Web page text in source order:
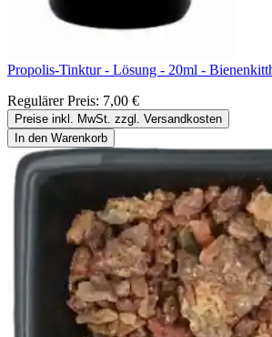
Propolis-Tinktur - Lösung - 20ml -
Regulärer Preis: 7,00 €
Preise inkl. MwSt. zzgl. Versandkosten
In den Warenkorb